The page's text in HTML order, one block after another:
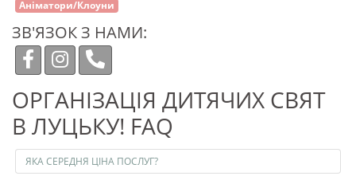
Аніматори/Клоуни
ЗВ'ЯЗОК З НАМИ:
ОРГАНІЗАЦІЯ ДИТЯЧИХ СВЯТ
В ЛУЦЬКУ! FAQ
ЯКА СЕРЕДНЯ ЦІНА ПОСЛУГ?